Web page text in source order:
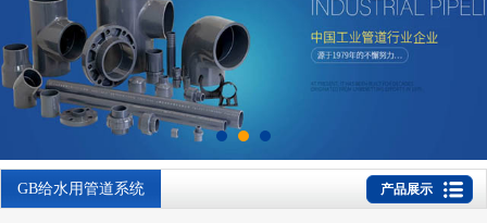
GB给水用管道系统 产品展示